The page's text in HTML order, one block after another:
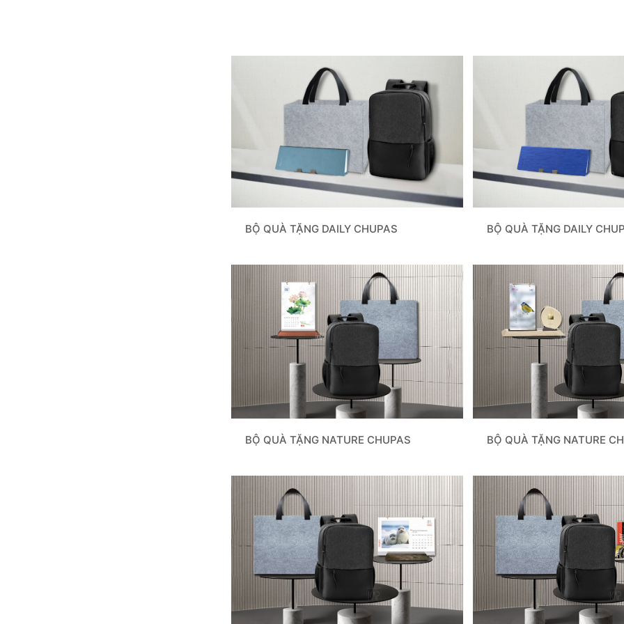
BỘ QUÀ TẶNG DAILY CHUPAS BỘ QUÀ TẶNG DAILY
BỘ QUÀ TẶNG NATURE CHUPAS BỘ QUÀ TẶNG NATURE